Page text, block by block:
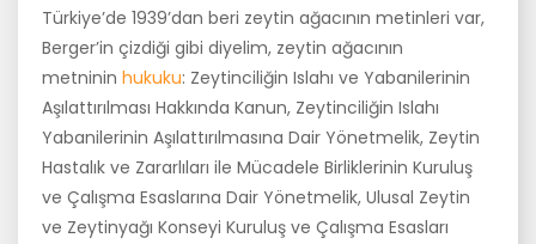
Türkiye’de 1939’dan beri zeytin ağacının metinleri var,
Berger’in çizdiği gibi diyelim, zeytin ağacının
metninin hukuku: Zeytinciliğin Islahı ve Yabanilerinin
Aşılattırılması Hakkında Kanun, Zeytinciliğin Islahı
Yabanilerinin Aşılattırılmasına Dair Yönetmelik, Zeytin
Hastalık ve Zararlıları ile Mücadele Birliklerinin Kuruluş
ve Çalışma Esaslarına Dair Yönetmelik, Ulusal Zeytin
ve Zeytinyağı Konseyi Kuruluş ve Çalışma Esasları